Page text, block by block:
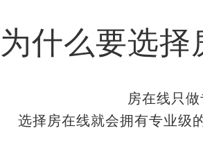
为什么要选择
房在线只做
选择房在线就会拥有专业级